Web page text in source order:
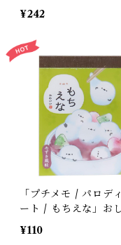
ス」シマエナガの生
B5ノート / クーリア
レー【生産終了・在庫
り】
¥242
「プチメモ / パロデ
ート / もちえな」お
こシマエナガのミニミ
モ / もちえなが / 和
¥110